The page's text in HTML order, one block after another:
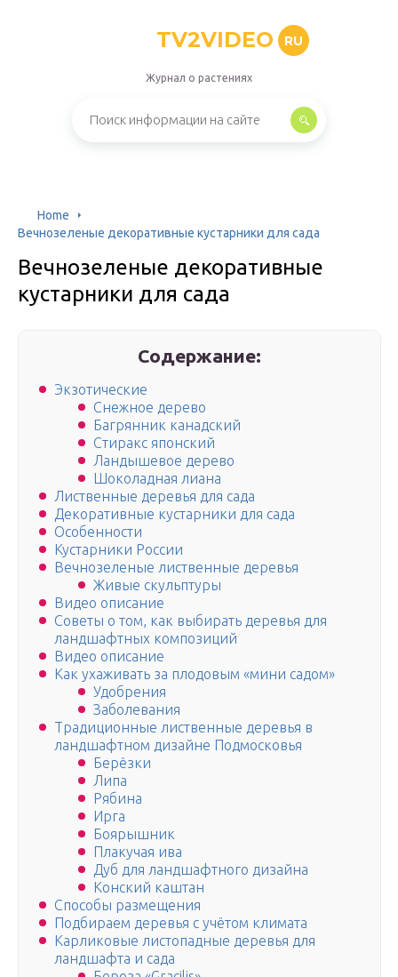
TV2VIDEO RU
Журнал о растениях
Home
Вечнозеленые декоративные кустарники для сада
Вечнозеленые декоративные
кустарники для сада
Содержание:
Экзотические
Снежное дерево
Багрянник канадский
Стиракс японский
Ландышевое дерево
Шоколадная лиана
Лиственные деревья для сада
Декоративные кустарники для сада
Особенности
Кустарники России
Вечнозеленые лиственные деревья
Живые скульптуры
Видео описание
Советы о том, как выбирать деревья для
ландшафтных композиций
Видео описание
Как ухаживать за плодовым «мини садом»
Удобрения
Заболевания
Традиционные лиственные деревья в
ландшафтном дизайне Подмосковья
Берёзки
Липа
Рябина
Ирга
Боярышник
Плакучая ива
Дуб для ландшафтного дизайна
Конский каштан
Способы размещения
Подбираем деревья с учётом климата
Карликовые листопадные деревья для
ландшафта и сада